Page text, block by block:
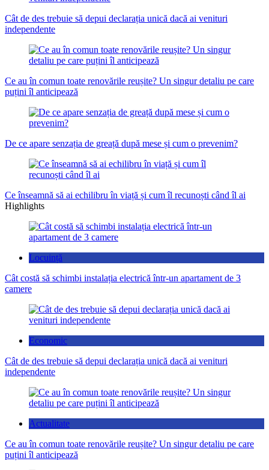
Cât de des trebuie să depui declarația unică dacă ai venituri
independente
Ce au în comun toate renovările reușite? Un singur detaliu pe care
puțini îl anticipează
De ce apare senzația de greață după mese și cum o prevenim?
Ce înseamnă să ai echilibru în viață și cum îl recunoști când îl ai
Highlights
Locuință
Cât costă să schimbi instalația electrică într-un apartament de 3
camere
Economic
Cât de des trebuie să depui declarația unică dacă ai venituri
independente
Actualitate
Ce au în comun toate renovările reușite? Un singur detaliu pe care
puțini îl anticipează